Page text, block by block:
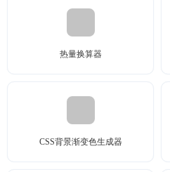
热量换算器
CSS背景渐变色生成器